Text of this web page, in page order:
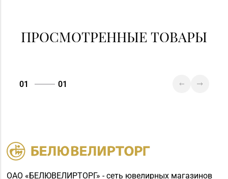
ПРОСМОТРЕННЫЕ ТОВАРЫ
01 01
ОАО «БЕЛЮВЕЛИРТОРГ» - сеть ювелирных магазинов